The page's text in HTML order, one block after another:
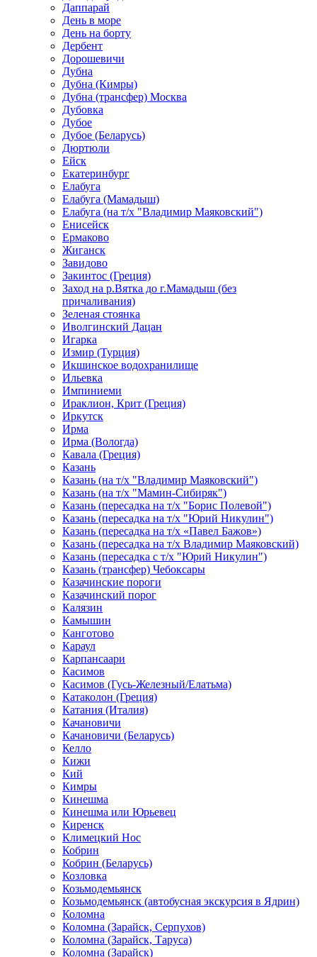
Даппарай
День в море
День на борту
Дербент
Дорошевичи
Дубна
Дубна (Кимры)
Дубна (трансфер) Москва
Дубовка
Дубое
Дубое (Беларусь)
Дюртюли
Ейск
Екатеринбург
Елабуга
Елабуга (Мамадыш)
Елабуга (на т/х "Владимир Маяковский")
Енисейск
Ермаково
Жиганск
Завидово
Закинтос (Греция)
Заход на р.Вятка до г.Мамадыш (без
причаливания)
Зеленая стоянка
Иволгинский Дацан
Игарка
Измир (Турция)
Икшинское водохранилище
Ильевка
Импиниеми
Ираклион, Крит (Греция)
Иркутск
Ирма
Ирма (Вологда)
Кавала (Греция)
Казань
Казань (на т/х "Владимир Маяковский")
Казань (на т/х "Мамин-Сибиряк")
Казань (пересадка на т/х "Борис Полевой")
Казань (пересадка на т/х "Юрий Никулин")
Казань (пересадка на т/х «Павел Бажов»)
Казань (пересадка на т/х Владимир Маяковский)
Казань (пересадка с т/х "Юрий Никулин")
Казань (трансфер) Чебоксары
Казачинские пороги
Казачинский порог
Калязин
Камышин
Канготово
Караул
Карпансаари
Касимов
Касимов (Гусь-Железный/Елатьма)
Катаколон (Греция)
Катания (Италия)
Качановичи
Качановичи (Беларусь)
Келло
Кижи
Кий
Кимры
Кинешма
Кинешма или Юрьевец
Киренск
Климецкий Нос
Кобрин
Кобрин (Беларусь)
Козловка
Козьмодемьянск
Козьмодемьянск (автобусная экскурсия в Ядрин)
Коломна
Коломна (Зарайск, Серпухов)
Коломна (Зарайск, Таруса)
Коломна (Зарайск)